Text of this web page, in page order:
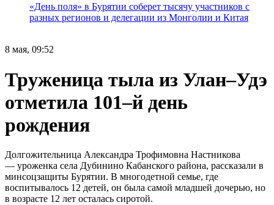
«День поля» в Бурятии соберет тысячу участников с
разных регионов и делегации из Монголии и Китая
8 мая, 09:52
Труженица тыла из Улан–Удэ
отметила 101–й день
рождения
Долгожительница Александра Трофимовна Настникова
— уроженка села Дубинино Кабанского района, рассказали в
минсоцзащиты Бурятии. В многодетной семье, где
воспитывалось 12 детей, он была самой младшей дочерью, но
в возрасте 12 лет осталась сиротой.